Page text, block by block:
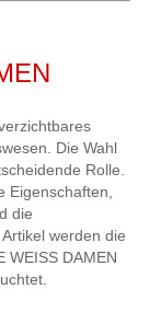
Die Wahl
Rolle.
Eigenschaften,
die
werden die
WEISS DAMEN